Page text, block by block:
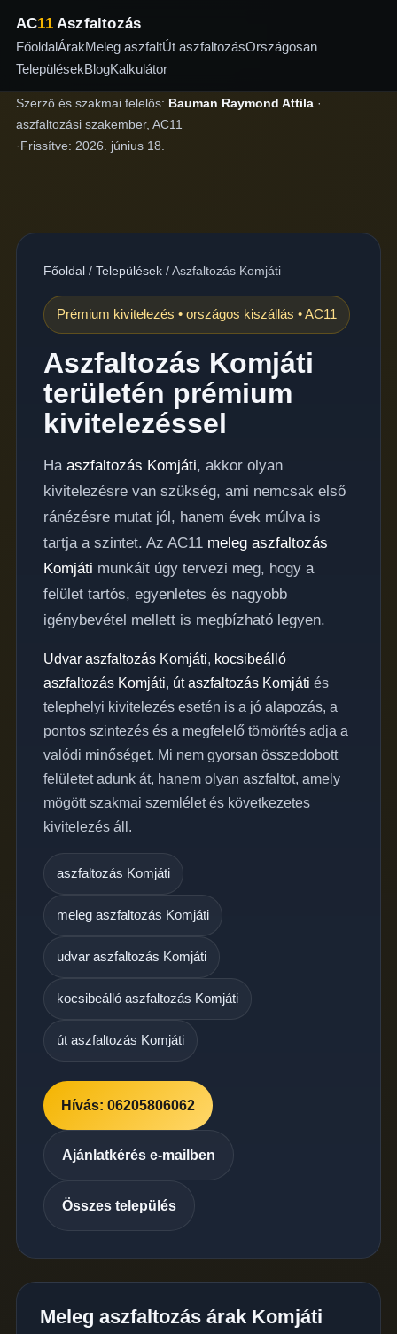
AC11Aszfaltozás
FőoldalÁrakMeleg aszfaltÚt aszfaltozásOrszágosan
TelepülésekBlogKalkulátor
Szerző és szakmai felelős: Bauman Raymond Attila·
aszfaltozási szakember, AC11
·Frissítve: 2026. június 18.
Főoldal/ Települések/Aszfaltozás Komjáti
Prémium kivitelezés • országos kiszállás • AC11
Aszfaltozás Komjáti
területén prémium
kivitelezéssel
Ha aszfaltozás Komjáti, akkor olyan
kivitelezésre van szükség, ami nemcsak első
ránézésre mutat jól, hanem évek múlva is
tartja a szintet. Az AC11 meleg aszfaltozás
Komjáti munkáit úgy tervezi meg, hogy a
felület tartós, egyenletes és nagyobb
igénybevétel mellett is megbízható legyen.
Udvar aszfaltozás Komjáti, kocsibeálló
aszfaltozás Komjáti, út aszfaltozás Komjáti és
telephelyi kivitelezés esetén is a jó alapozás, a
pontos szintezés és a megfelelő tömörítés adja a
valódi minőséget. Mi nem gyorsan összedobott
felületet adunk át, hanem olyan aszfaltot, amely
mögött szakmai szemlélet és következetes
kivitelezés áll.
aszfaltozás Komjáti
meleg aszfaltozás Komjáti
udvar aszfaltozás Komjáti
kocsibeálló aszfaltozás Komjáti
út aszfaltozás Komjáti
Hívás: 06205806062
Ajánlatkérés e-mailben
Összes település
Meleg aszfaltozás árak Komjáti